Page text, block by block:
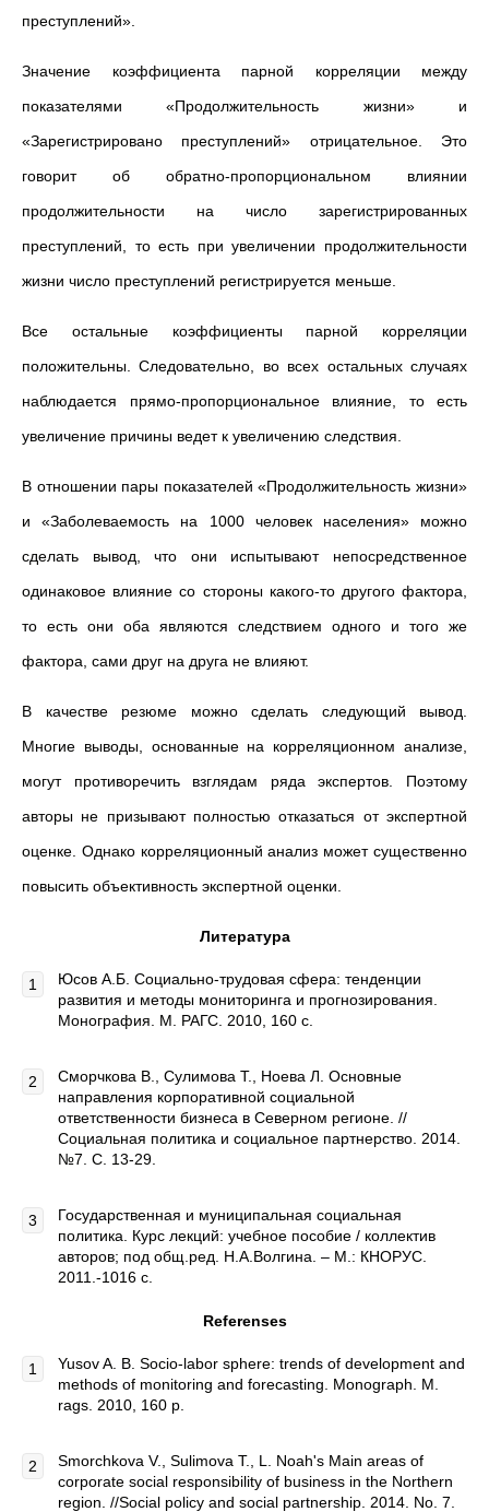
преступлений».
Значение коэффициента парной корреляции между
показателями «Продолжительность жизни» и
«Зарегистрировано преступлений» отрицательное. Это
говорит об обратно-пропорциональном влиянии
продолжительности на число зарегистрированных
преступлений, то есть при увеличении продолжительности
жизни число преступлений регистрируется меньше.
Все остальные коэффициенты парной корреляции
положительны. Следовательно, во всех остальных случаях
наблюдается прямо-пропорциональное влияние, то есть
увеличение причины ведет к увеличению следствия.
В отношении пары показателей «Продолжительность жизни»
и «Заболеваемость на 1000 человек населения» можно
сделать вывод, что они испытывают непосредственное
одинаковое влияние со стороны какого-то другого фактора,
то есть они оба являются следствием одного и того же
фактора, сами друг на друга не влияют.
В качестве резюме можно сделать следующий вывод.
Многие выводы, основанные на корреляционном анализе,
могут противоречить взглядам ряда экспертов. Поэтому
авторы не призывают полностью отказаться от экспертной
оценке. Однако корреляционный анализ может существенно
повысить объективность экспертной оценки.
Литература
Юсов А.Б. Социально-трудовая сфера: тенденции
развития и методы мониторинга и прогнозирования.
Монография. М. РАГС. 2010, 160 с.
Сморчкова В., Сулимова Т., Ноева Л. Основные
направления корпоративной социальной
ответственности бизнеса в Северном регионе. //
Социальная политика и социальное партнерство. 2014.
№7. С. 13-29.
Государственная и муниципальная социальная
политика. Курс лекций: учебное пособие / коллектив
авторов; под общ.ред. Н.А.Волгина. – М.: КНОРУС.
2011.-1016 с.
Referenses
Yusov A. B. Socio-labor sphere: trends of development and
methods of monitoring and forecasting. Monograph. M.
rags. 2010, 160 p.
Smorchkova V., Sulimova T., L. Noah's Main areas of
corporate social responsibility of business in the Northern
region. //Social policy and social partnership. 2014. No. 7.